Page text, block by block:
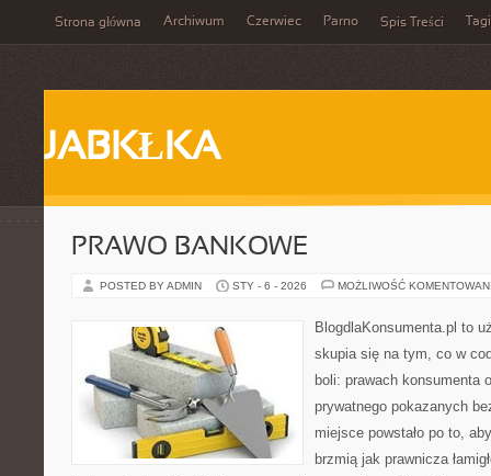
Strona główna Archiwum Czerwiec Parno Spis Treści Tagi
JABKŁKA
PRAWO BANKOWE
POSTED BY ADMIN STY - 6 - 2026 MOŻLIWOŚĆ
BlogdlaKonsumenta.pl to
skupia się na tym, co w
boli: prawach konsumenta
prywatnego pokazanych
miejsce powstało po to,
brzmią jak prawnicza